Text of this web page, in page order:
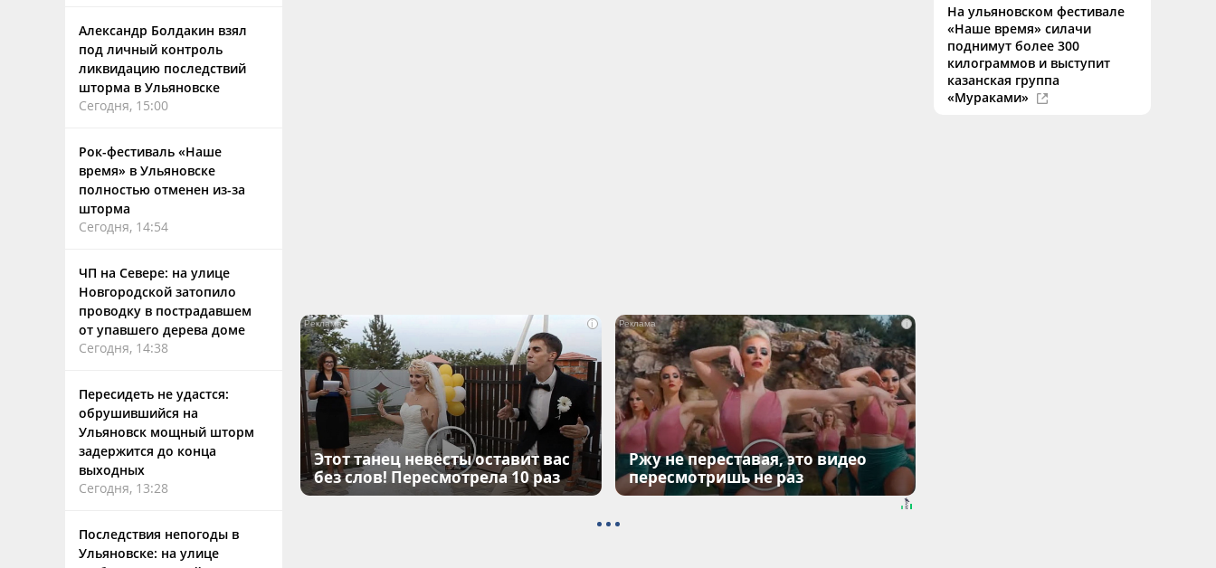
Александр Болдакин взял
под личный контроль
ликвидацию последствий
шторма в Ульяновске
Сегодня, 15:00
Рок-фестиваль «Наше
время» в Ульяновске
полностью отменен из-за
шторма
Сегодня, 14:54
ЧП на Севере: на улице
Новгородской затопило
проводку в пострадавшем
от упавшего дерева доме
Сегодня, 14:38
Пересидеть не удастся:
обрушившийся на
Ульяновск мощный шторм
задержится до конца
выходных
Сегодня, 13:28
Последствия непогоды в
Ульяновске: на улице
i
Этот танец невесты оставит вас
без слов! Пересмотрела 10 раз
i
Ржу не переставая, это видео
пересмотришь не раз
На ульяновском фестивале
«Наше время» силачи
поднимут более 300
килограммов и выступит
казанская группа
«Мураками»